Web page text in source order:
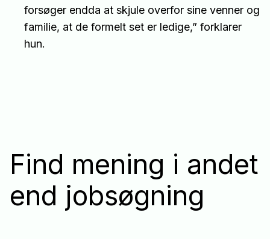
forsøger endda at skjule overfor sine venner og
familie, at de formelt set er ledige,” forklarer
hun.
Find mening i andet
end jobsøgning